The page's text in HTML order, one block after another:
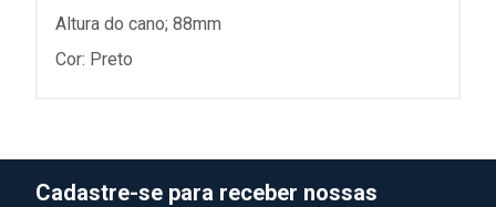
Altura do cano; 88mm
Cor: Preto
Cadastre-se para receber nossas